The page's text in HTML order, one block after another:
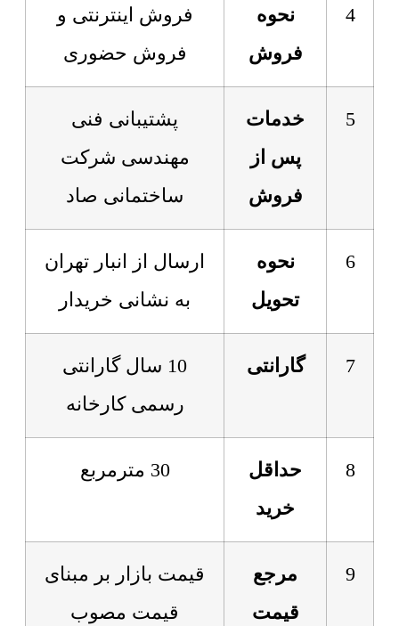
4
نحوه
فروش
فروش اینترنتی و
فروش حضوری
5
خدمات
پس از
فروش
پشتیبانی فنی
مهندسی شرکت
ساختمانی صاد
6
نحوه
تحویل
ارسال از انبار تهران
به نشانی خریدار
7 گارانتی
10 سال گارانتی
رسمی کارخانه
8
حداقل
خرید
30 مترمربع
9
مرجع
قیمت
قیمت بازار بر مبنای
قیمت مصوب